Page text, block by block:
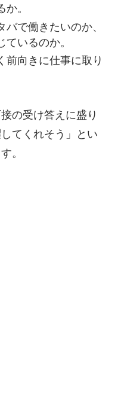
。
バで働きたいのか、
いるのか。
前向きに仕事に取り
の受け答えに盛り
てくれそう」とい
。